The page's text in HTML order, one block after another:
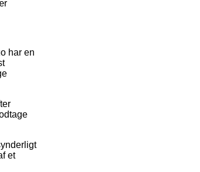
har en
et